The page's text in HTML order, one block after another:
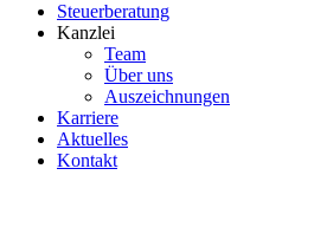
Steuerberatung
Kanzlei
Team
Über uns
Auszeichnungen
Karriere
Aktuelles
Kontakt